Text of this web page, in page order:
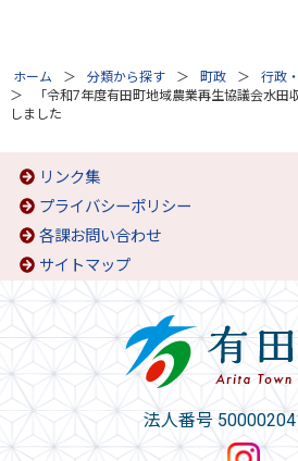
ホーム 分類から探す 町政 行政
「令和7年度有田町地域農業再生協議会水田
しました
リンク集
プライバシーポリシー
各課お問い合わせ
サイトマップ
法人番号